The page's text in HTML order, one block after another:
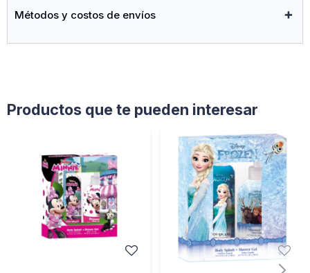
Métodos y costos de envíos
Productos que te pueden interesar